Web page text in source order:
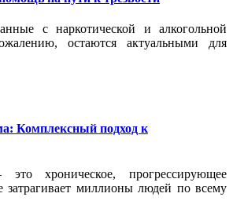
с наркотической и алкогольной
остаются актуальными для
Комплексный подход к
хроническое, прогрессирующее
затрагивает миллионы людей по всему